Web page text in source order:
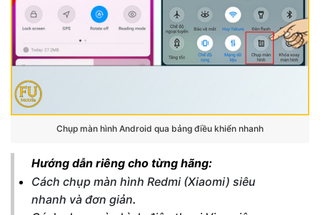
Chụp màn hình Android qua bảng điều khiển nhanh
Hướng dẫn riêng cho từng hãng:
Cách chụp màn hình Redmi (Xiaomi) siêu
nhanh và đơn giản.